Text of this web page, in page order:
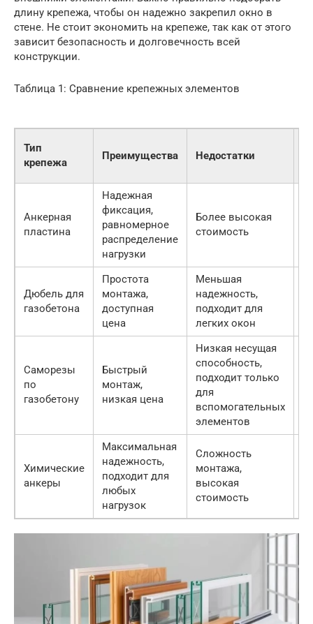
длину крепежа, чтобы он надежно закрепил окно в
стене. Не стоит экономить на крепеже, так как от этого
зависит безопасность и долговечность всей
конструкции.
Таблица 1: Сравнение крепежных элементов
Тип
крепежа
Преимущества Недостатки
Анкерная
пластина
Надежная
фиксация,
равномерное
распределение
нагрузки
Более высокая
стоимость
Дюбель для
газобетона
Простота
монтажа,
доступная
цена
Меньшая
надежность,
подходит для
легких окон
Саморезы
по
газобетону
Быстрый
монтаж,
низкая цена
Низкая несущая
способность,
подходит только
для
вспомогательных
элементов
Химические
анкеры
Максимальная
надежность,
подходит для
любых
нагрузок
Сложность
монтажа,
высокая
стоимость